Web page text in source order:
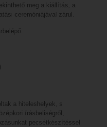
meg a kiállítás, a
ceremóniájával zárul.
a hiteleshelyek, s
írásbeliségről,
pecsétkészítéssel